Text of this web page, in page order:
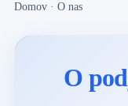
Domov· O nas
O